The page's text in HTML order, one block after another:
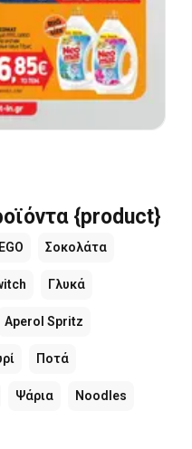
{product}
Σοκολάτα
Γλυκά
Aperol Spritz
Ποτά
Ψάρια Noodles